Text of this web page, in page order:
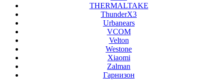
THERMALTAKE
ThunderX3
Urbanears
VCOM
Velton
Westone
Xiaomi
Zalman
Гарнизон